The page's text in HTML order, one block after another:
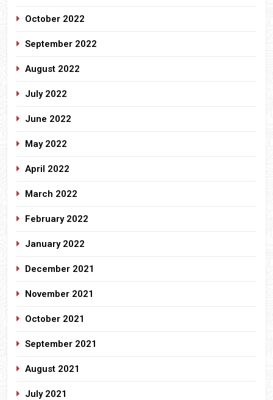
October 2022
September 2022
August 2022
July 2022
June 2022
May 2022
April 2022
March 2022
February 2022
January 2022
December 2021
November 2021
October 2021
September 2021
August 2021
July 2021